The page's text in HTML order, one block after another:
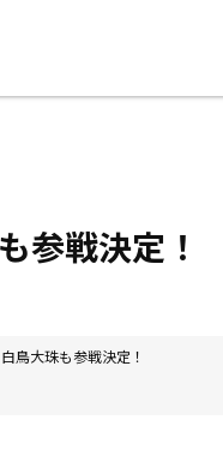
参戦決定！
鳥大珠も参戦決定！